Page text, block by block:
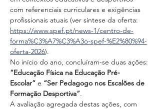
com referenciais curriculares e exigências
profissionais atuais (ver síntese da oferta:
https://www.spef.pt/news-1/centro-de-
forma%C3%A7%C3%A3o-spef-%E2%80%94-
oferta-2026).
No início do ano, concluíram-se duas ações:
“Educação Física na Educação Pré-
Escolar” e “Ser Pedagogo nos Escalões de
Formação Desportiva”.
A avaliação agregada destas ações, com